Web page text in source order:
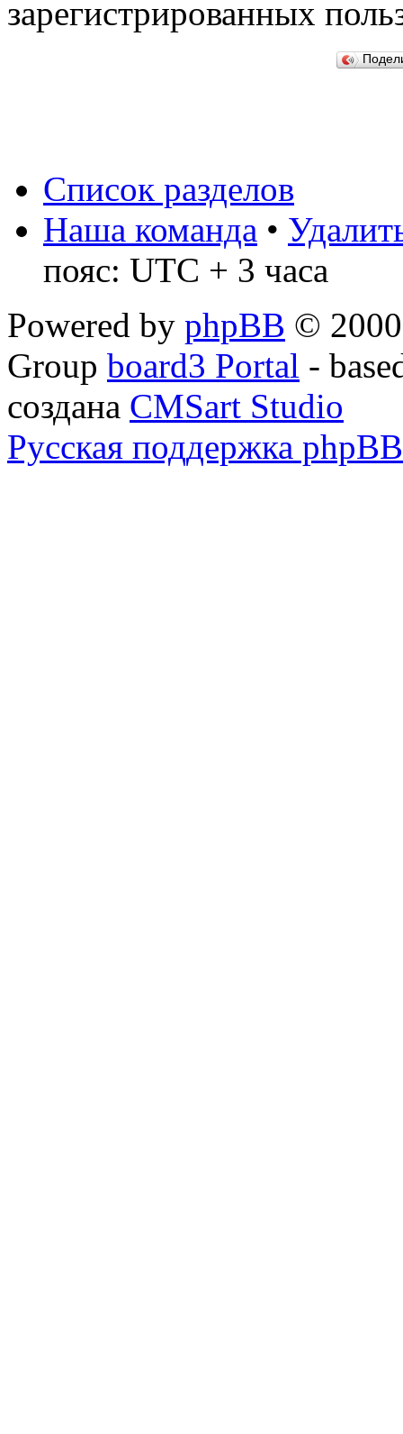
зарегистрированных
Список разделов
Наша команда •
пояс: UTC + 3 часа
Powered by phpBB ©
Group board3 Portal -
создана CMSart Studio
Русская поддержка phpBB